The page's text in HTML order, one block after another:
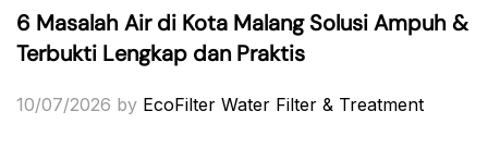
6 Masalah Air di Kota Malang Solusi Ampuh &
Terbukti Lengkap dan Praktis
10/07/2026 by EcoFilter Water Filter & Treatment